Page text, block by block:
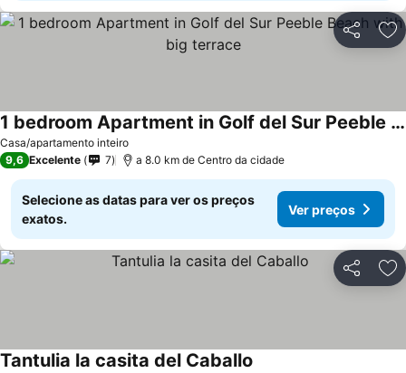
Partilhar
Casa/apartamento inteiro
1 bedroom Apartment in Golf del Sur Peeble Beach with big terrace
Ver preços
9,6 Excelente 7 a 8.0 km de Centro da cidade
Selecione as datas para ver os preços
exatos.
Ver preços
Partilhar
Tantulia la casita del Caballo